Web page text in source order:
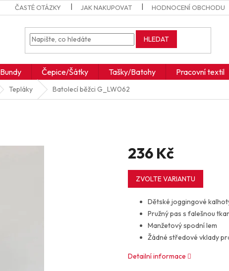
ČASTÉ OTÁZKY JAK NAKUPOVAT HODNOCENÍ OBCHODU
HLEDAT
Bundy Čepice/Šátky Tašky/Batohy Pracovní textil
Tepláky Batolecí běžci G_LW062
236 Kč
Měrná
cena:
ZVOLTE VARIANTU
Dětské joggingové
Pružný pas s falešnou
Manžetový spodní lem
Žádné středové vklady
Detailní informace